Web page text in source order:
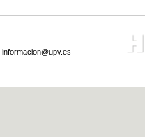
informacion@upv.es